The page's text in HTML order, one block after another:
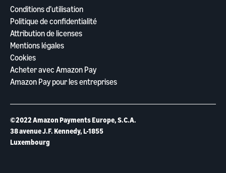
Conditions d’utilisation
Politique de confidentialité
Attribution de licenses
Mentions légales
Cookies
Acheter avec Amazon Pay
Amazon Pay pour les entreprises
©2022 Amazon Payments Europe, S.C.A.
38 avenue J.F. Kennedy, L-1855
Luxembourg